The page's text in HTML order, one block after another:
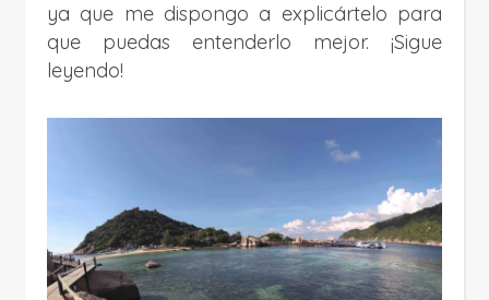
ya que me dispongo a explicártelo para
que puedas entenderlo mejor. ¡Sigue
leyendo!